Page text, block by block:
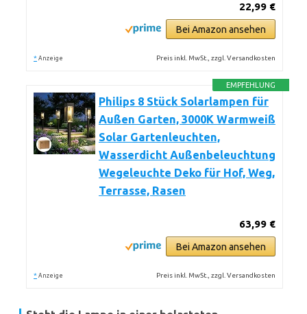
22,99 €
Bei Amazon ansehen
* Anzeige Preis inkl. MwSt., zzgl. Versandkosten
EMPFEHLUNG
Philips 8 Stück Solarlampen für
Außen Garten, 3000K Warmweiß
Solar Gartenleuchten,
Wasserdicht Außenbeleuchtung
Wegeleuchte Deko für Hof, Weg,
Terrasse, Rasen
63,99 €
Bei Amazon ansehen
* Anzeige Preis inkl. MwSt., zzgl. Versandkosten